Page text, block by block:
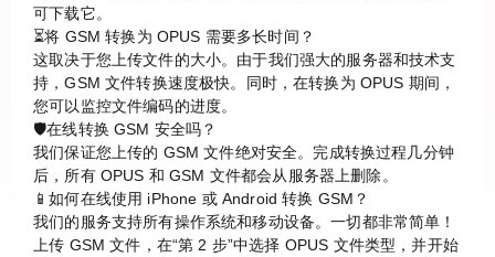
可下载它。
⏳将 GSM 转换为 OPUS 需要多长时间？
这取决于您上传文件的大小。由于我们强大的服务器和技术支
持，GSM 文件转换速度极快。同时，在转换为 OPUS 期间，
您可以监控文件编码的进度。
🛡️在线转换 GSM 安全吗？
我们保证您上传的 GSM 文件绝对安全。完成转换过程几分钟
后，所有 OPUS 和 GSM 文件都会从服务器上删除。
📱如何在线使用 iPhone 或 Android 转换 GSM？
我们的服务支持所有操作系统和移动设备。一切都非常简单！
上传 GSM 文件，在“第 2 步”中选择 OPUS 文件类型，并开始